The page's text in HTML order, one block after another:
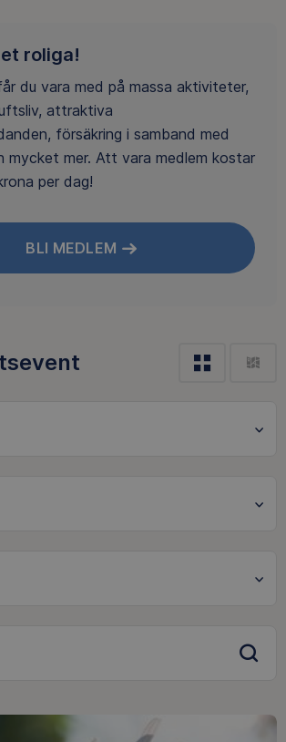
roliga!
du vara med på massa aktiviteter,
attraktiva
försäkring i samband med
mycket mer. Att vara medlem kostar
per dag!
BLI MEDLEM